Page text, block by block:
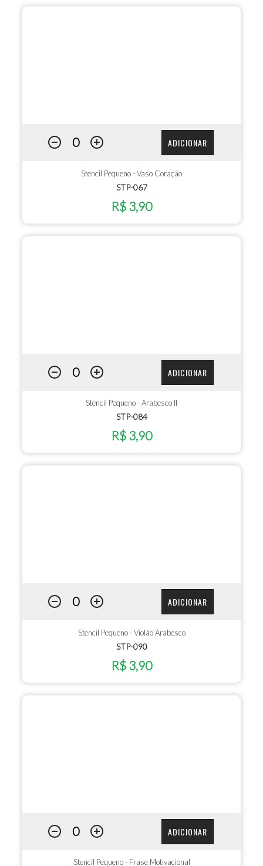
ADICIONAR
Stencil Pequeno - Vaso Coração
STP-067
R$ 3,90
ADICIONAR
Stencil Pequeno - Arabesco II
STP-084
R$ 3,90
ADICIONAR
Stencil Pequeno - Violão Arabesco
STP-090
R$ 3,90
ADICIONAR
Stencil Pequeno - Frase Motivacional